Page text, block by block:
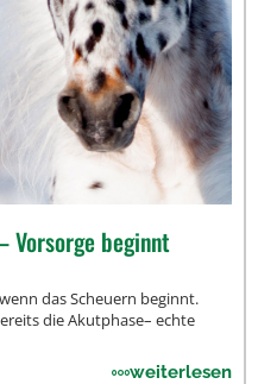
Vorsorge beginnt
das Scheuern beginnt.
die Akutphase– echte
weiterlesen